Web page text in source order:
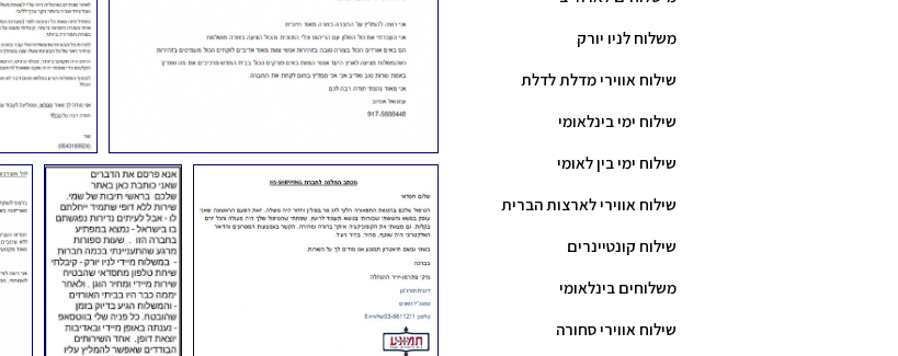
משלוח לניו יורק
שילוח אווירי מדלת לדלת
שילוח ימי בינלאומי
שילוח ימי בין לאומי
שילוח אווירי לארצות הברית
שילוח קונטיינרים
משלוחים בינלאומי
שילוח אווירי סחורה